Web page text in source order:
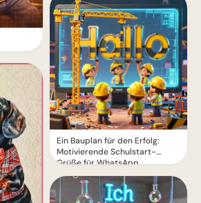
Ein Bauplan für den Erfolg:
Motivierende Schulstart-
Grüße für WhatsApp